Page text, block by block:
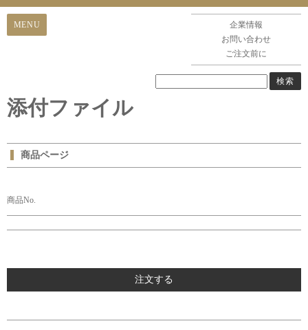
企業情報
お問い合わせ
ご注文前に
添付ファイル
商品ページ
商品No.
注文する